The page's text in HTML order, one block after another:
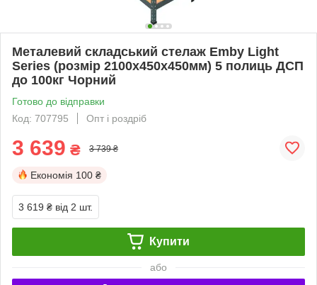
Металевий складський стелаж Emby Light
Series (розмір 2100х450x450мм) 5 полиць ДСП
до 100кг Чорний
Готово до відправки
Код: 707795
Опт і роздріб
3 639 ₴ 3 739 ₴
Економія 100 ₴
3 619 ₴ від 2 шт.
Купити
або